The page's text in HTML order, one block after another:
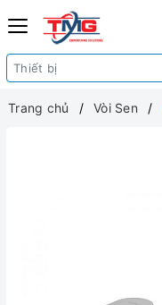
Trang chủ Vòi Sen